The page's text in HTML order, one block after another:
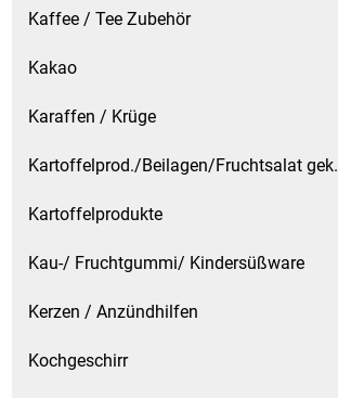
Kaffee / Tee Zubehör
Kakao
Karaffen / Krüge
Kartoffelprod./Beilagen/Fruchtsalat gek.
Kartoffelprodukte
Kau-/ Fruchtgummi/ Kindersüßware
Kerzen / Anzündhilfen
Kochgeschirr